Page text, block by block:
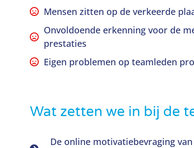
Mensen zitten op de verkeerde
Onvoldoende erkenning voor de
prestaties
Eigen problemen op teamleden
Wat zetten we in bij de
De online motivatiebevraging